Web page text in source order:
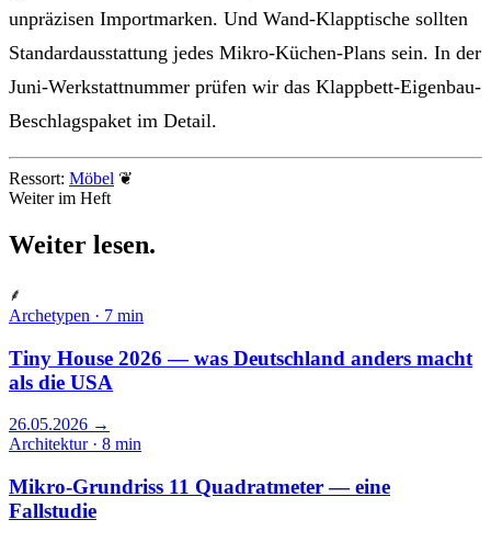
unpräzisen Importmarken. Und Wand-Klapptische sollten
Standardausstattung jedes Mikro-Küchen-Plans sein. In der
Juni-Werkstattnummer prüfen wir das Klappbett-Eigenbau-
Beschlagspaket im Detail.
Ressort: Möbel ❦
Weiter im Heft
Weiter lesen.
⸙
Archetypen · 7 min
Tiny House 2026 — was Deutschland anders macht
als die USA
26.05.2026 →
Architektur · 8 min
Mikro-Grundriss 11 Quadratmeter — eine
Fallstudie